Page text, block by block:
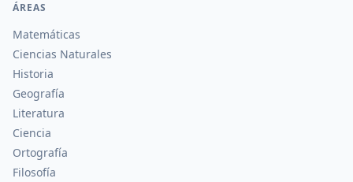
ÁREAS
Matemáticas
Ciencias Naturales
Historia
Geografía
Literatura
Ciencia
Ortografía
Filosofía